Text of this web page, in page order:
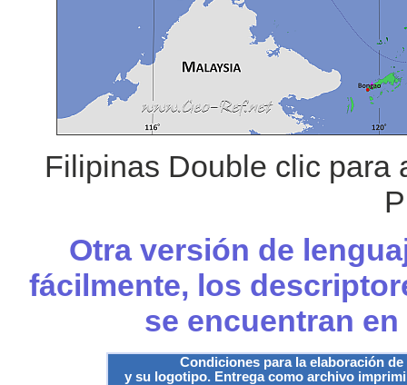
Filipinas Double clic para
Otra versión de
fácilmente, los
se encuentran
Condiciones para la elaboración
y su logotipo. Entrega como archivo